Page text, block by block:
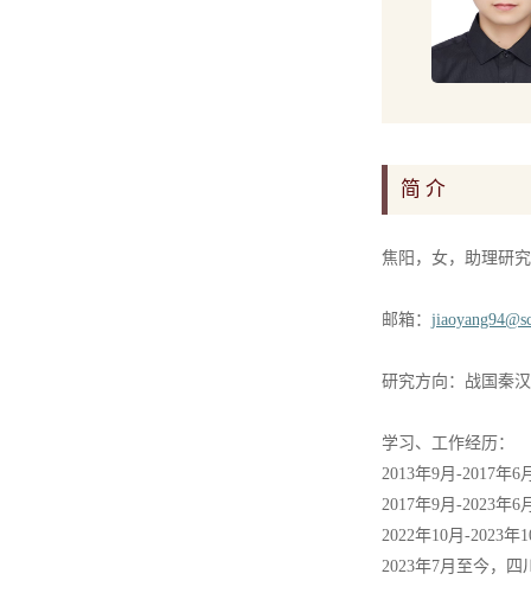
简 介
焦阳，女，助理研
邮箱：
研究方向：战国秦
学习、工作经历：
2013年9月-2017年
2017年9月-2023年
2022年10月-2023
2023年7月至今，